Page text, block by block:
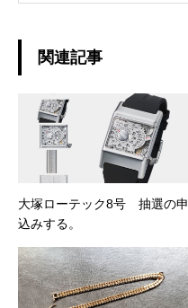
関連記事
大塚ローテック8号 抽選の申
込みする。